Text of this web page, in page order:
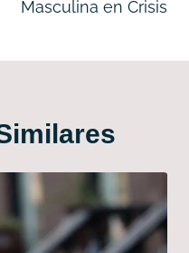
Masculina en Crisis